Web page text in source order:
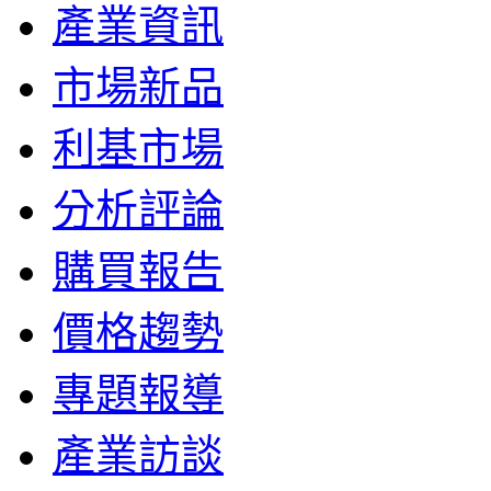
產業資訊
市場新品
利基市場
分析評論
購買報告
價格趨勢
專題報導
產業訪談